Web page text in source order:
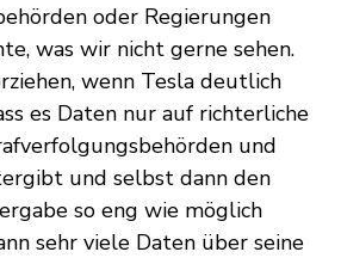
oder Regierungen
was wir nicht gerne sehen.
wenn Tesla deutlich
es Daten nur auf richterliche
und
und selbst dann den
so eng wie möglich
sehr viele Daten über seine